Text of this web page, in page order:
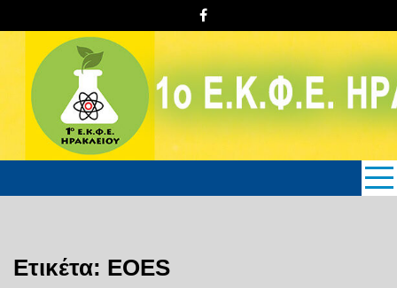
to
content
1o E.K.Φ.E. Hρακλείου
Κρήτης
Ετικέτα: EOES